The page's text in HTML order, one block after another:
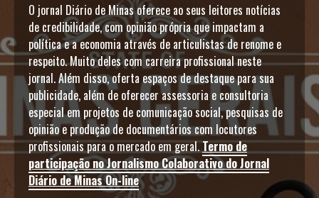
O jornal Diário de Minas oferece ao seus leitores notícias
de credibilidade, com opinião própria que impactam a
política e a economia através de articulistas de renome e
respeito. Muito deles com carreira profissional neste
jornal. Além disso, oferta espaços de destaque para sua
publicidade, além de oferecer assessoria e consultoria
especial em projetos de comunicação social, pesquisas de
opinião e produção de documentários com locutores
profissionais para o mercado em geral.Termo de
participação no Jornalismo Colaborativo do Jornal
Diário de Minas On-line